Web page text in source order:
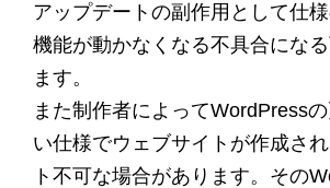
アップデートの副作用として仕
機能が動かなくなる不具合にな
ます。
また制作者によってWordPress
い仕様でウェブサイトが作成さ
ト不可な場合があります。その